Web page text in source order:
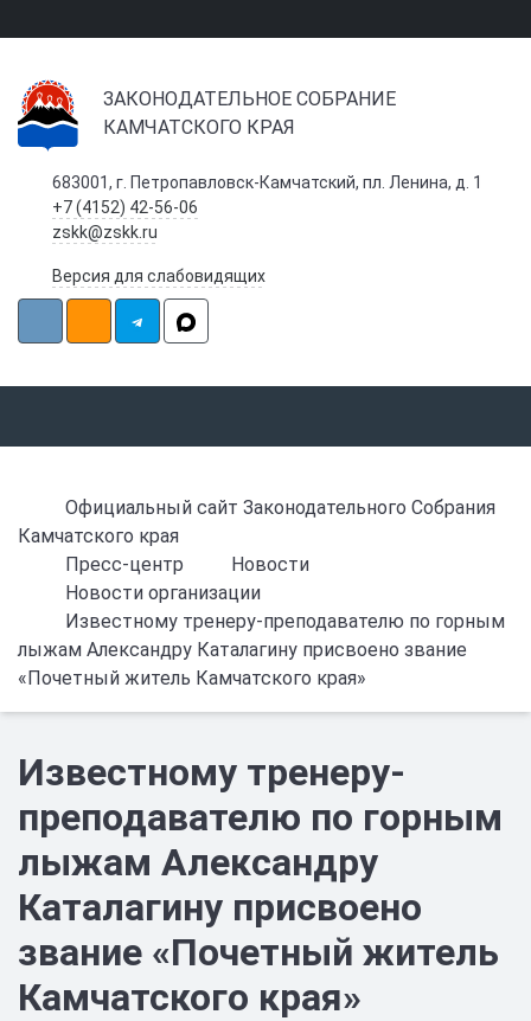
ЗАКОНОДАТЕЛЬНОЕ СОБРАНИЕ
КАМЧАТСКОГО КРАЯ
683001, г. Петропавловск-Камчатский, пл. Ленина, д. 1
+7 (4152) 42-56-06
zskk@zskk.ru
Версия для слабовидящих
Официальный сайт Законодательного Собрания
Камчатского края
Пресс-центр
Новости
Новости организации
Известному тренеру-преподавателю по горным
лыжам Александру Каталагину присвоено звание
«Почетный житель Камчатского края»
Известному тренеру-
преподавателю по горным
лыжам Александру
Каталагину присвоено
звание «Почетный житель
Камчатского края»